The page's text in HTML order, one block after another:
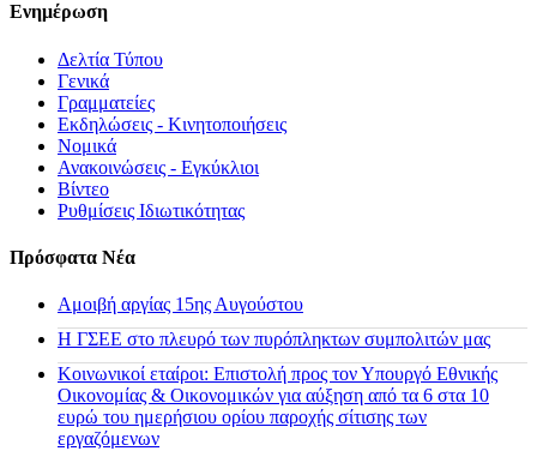
Ενημέρωση
Δελτία Τύπου
Γενικά
Γραμματείες
Εκδηλώσεις - Κινητοποιήσεις
Νομικά
Ανακοινώσεις - Εγκύκλιοι
Βίντεο
Ρυθμίσεις Ιδιωτικότητας
Πρόσφατα Νέα
Αμοιβή αργίας 15ης Αυγούστου
H ΓΣΕΕ στο πλευρό των πυρόπληκτων συμπολιτών μας
Κοινωνικοί εταίροι: Επιστολή προς τον Υπουργό Εθνικής
Οικονομίας & Οικονομικών για αύξηση από τα 6 στα 10
ευρώ του ημερήσιου ορίου παροχής σίτισης των
εργαζόμενων